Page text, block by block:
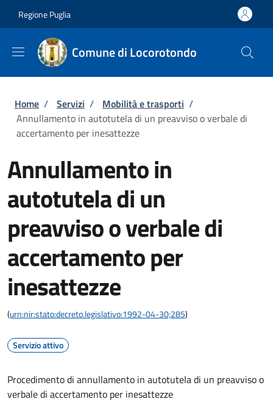
Regione Puglia
Comune di Locorotondo
Briciole di pane
Home / Servizi / Mobilità e trasporti /
Annullamento in autotutela di un preavviso o verbale di
accertamento per inesattezze
Annullamento in
autotutela di un
preavviso o verbale di
accertamento per
inesattezze
(urn:nir:stato:decreto.legislativo:1992-04-30;285)
Servizio attivo
Procedimento di annullamento in autotutela di un preavviso o
verbale di accertamento per inesattezze